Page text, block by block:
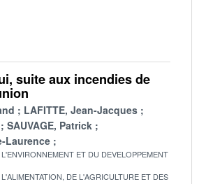
suite aux incendies de
LAFITTE, Jean-Jacques
SAUVAGE, Patrick
Laurence
ET DU DEVELOPPEMENT
DE L'AGRICULTURE ET DES